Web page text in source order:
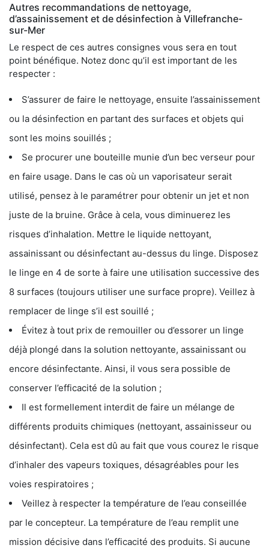
Autres recommandations de nettoyage,
d’assainissement et de désinfection à Villefranche-
sur-Mer
Le respect de ces autres consignes vous sera en tout
point bénéfique. Notez donc qu’il est important de les
respecter :
S’assurer de faire le nettoyage, ensuite l’assainissement
ou la désinfection en partant des surfaces et objets qui
sont les moins souillés ;
Se procurer une bouteille munie d’un bec verseur pour
en faire usage. Dans le cas où un vaporisateur serait
utilisé, pensez à le paramétrer pour obtenir un jet et non
juste de la bruine. Grâce à cela, vous diminuerez les
risques d’inhalation. Mettre le liquide nettoyant,
assainissant ou désinfectant au-dessus du linge. Disposez
le linge en 4 de sorte à faire une utilisation successive des
8 surfaces (toujours utiliser une surface propre). Veillez à
remplacer de linge s’il est souillé ;
Évitez à tout prix de remouiller ou d’essorer un linge
déjà plongé dans la solution nettoyante, assainissant ou
encore désinfectante. Ainsi, il vous sera possible de
conserver l’efficacité de la solution ;
Il est formellement interdit de faire un mélange de
différents produits chimiques (nettoyant, assainisseur ou
désinfectant). Cela est dû au fait que vous courez le risque
d’inhaler des vapeurs toxiques, désagréables pour les
voies respiratoires ;
Veillez à respecter la température de l’eau conseillée
par le concepteur. La température de l’eau remplit une
mission décisive dans l’efficacité des produits. Si aucune